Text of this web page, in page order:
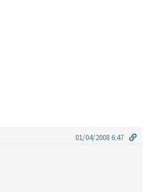
01/04/2008 6:47